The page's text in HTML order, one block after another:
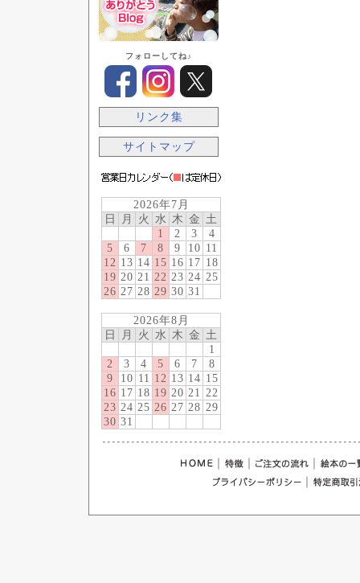
フォローしてね♪
リンク集
サイトマップ
2026年7月
日
月 火 水 木 金 土
1
2 3
4
5
6 7 8 9 10 11
12 13 14 15 16 17 18
19 20 21 22 23 24 25
26 27 28 29 30 31
2026年8月
日
月 火 水 木 金 土
1
2
3 4 5 6 7
8
9
10 11 12 13 14 15
16 17 18 19 20 21 22
23 24 25 26 27 28 29
30 31